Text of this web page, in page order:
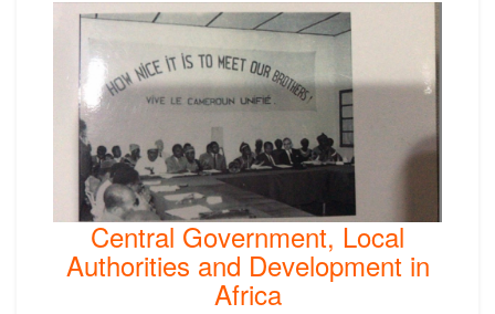
Central Government, Local
Authorities and Development in
Africa